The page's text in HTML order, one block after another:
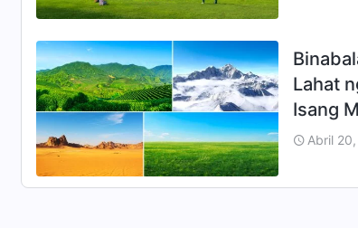
Lahat
Isang
Abril